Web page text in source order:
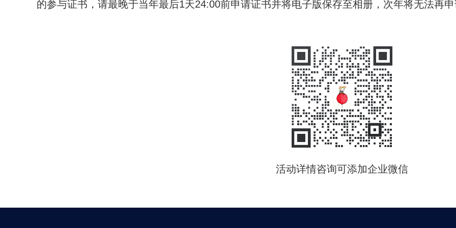
的参与证书，请最晚于当年最后1天24:00前申请证书并将电子版保存至相册，次年将无法再
活动详情咨询可添加企业微信